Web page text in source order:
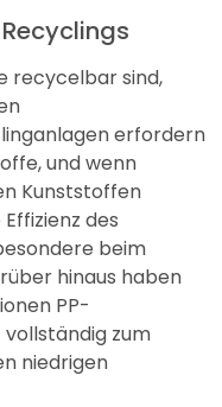
recycelbar sind,
erfordern
und wenn
Kunststoffen
des
beim
hinaus haben
PP-
zum
niedrigen